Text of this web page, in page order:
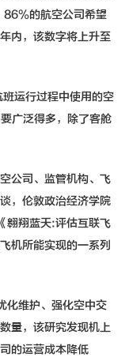
的航空公司希望
内，该数字将上升至
广泛得多，除了客舱
，伦敦政治经济学院
翱翔蓝天:评估互联飞
机所能实现的一系列
量，该研究发现机上
的运营成本降低